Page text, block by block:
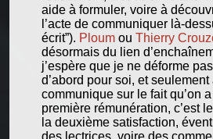
aide à formuler, voire à
l’acte de communiquer là-
écrit”). Ploumou Thierry
désormais du lien
j’espère que je ne déforme
d’abord pour soi, et seulement
communique sur le fait qu’on
première rémunération, c’est
la deuxième satisfaction,
des lectrices, voire des